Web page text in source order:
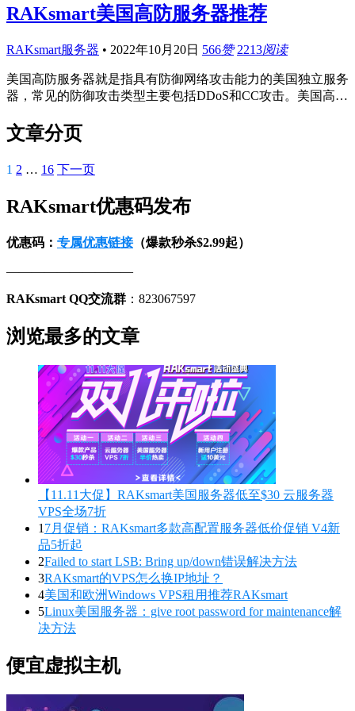
RAKsmart美国高防服务器推荐
RAKsmart服务器 • 2022年10月20日 566赞 2213阅读
美国高防服务器就是指具有防御网络攻击能力的美国独立服务
器，常见的防御攻击类型主要包括DDoS和CC攻击。美国高…
文章分页
1 2 … 16 下一页
RAKsmart优惠码发布
优惠码： 专属优惠链接（爆款秒杀$2.99起）
——————————
RAKsmart QQ交流群 ：823067597
浏览最多的文章
【11.11大促】RAKsmart美国服务器低至$30 云服务器
VPS全场7折
1 7月促销：RAKsmart多款高配置服务器低价促销 V4新
品5折起
2Failed to start LSB: Bring up/down错误解决方法
3RAKsmart的VPS怎么换IP地址？
4美国和欧洲Windows VPS租用推荐RAKsmart
5Linux美国服务器：give root password for maintenance解
决方法
便宜虚拟主机